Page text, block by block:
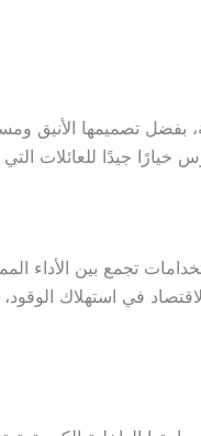
المتوسطة، بفضل
خيارًا جيدًا
استهلاك الوقود،